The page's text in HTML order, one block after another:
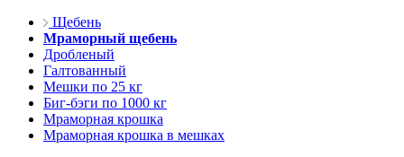
Щебень
Мраморный щебень
Дробленый
Галтованный
Мешки по 25 кг
Биг-бэги по 1000 кг
Мраморная крошка
Мраморная крошка в мешках